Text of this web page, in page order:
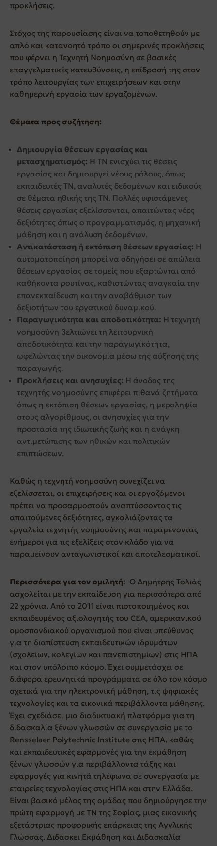
προκλήσεις.
Στόχος της παρουσίασης είναι να τοποθετηθούν με
απλό και κατανοητό τρόπο οι σημερινές προκλήσεις
που φέρνει η Τεχνητή Νοημοσύνη σε βασικές
επαγγελματικές κατευθύνσεις, η επίδρασή της στον
τρόπο λειτουργίας των επιχειρήσεων και στην
καθημερινή εργασία των εργαζομένων.
Θέματα προς συζήτηση:
Δημιουργία θέσεων εργασίας και
μετασχηματισμός: Η ΤΝ ενισχύει τις θέσεις
εργασίας και δημιουργεί νέους ρόλους, όπως
εκπαιδευτές ΤΝ, αναλυτές δεδομένων και ειδικούς
σε θέματα ηθικής της ΤΝ. Πολλές υφιστάμενες
θέσεις εργασίας εξελίσσονται, απαιτώντας νέες
δεξιότητες όπως ο προγραμματισμός, η μηχανική
μάθηση και η ανάλυση δεδομένων.
Αντικατάσταση ή εκτόπιση θέσεων εργασίας: Η
αυτοματοποίηση μπορεί να οδηγήσει σε απώλεια
θέσεων εργασίας σε τομείς που εξαρτώνται από
καθήκοντα ρουτίνας, καθιστώντας αναγκαία την
επανεκπαίδευση και την αναβάθμιση των
δεξιοτήτων του εργατικού δυναμικού.
Παραγωγικότητα και αποδοτικότητα: Η τεχνητή
νοημοσύνη βελτιώνει τη λειτουργική
αποδοτικότητα και την παραγωγικότητα,
ωφελώντας την οικονομία μέσω της αύξησης της
παραγωγής.
Προκλήσεις και ανησυχίες: Η άνοδος της
τεχνητής νοημοσύνης επιφέρει πιθανά ζητήματα
όπως η εκτόπιση θέσεων εργασίας, η μεροληψία
στους αλγορίθμους, οι ανησυχίες για την
προστασία της ιδιωτικής ζωής και η ανάγκη
αντιμετώπισης των ηθικών και πολιτικών
επιπτώσεων.
Καθώς η τεχνητή νοημοσύνη συνεχίζει να
εξελίσσεται, οι επιχειρήσεις και οι εργαζόμενοι
πρέπει να προσαρμοστούν αναπτύσσοντας τις
απαιτούμενες δεξιότητες, αγκαλιάζοντας τα
εργαλεία τεχνητής νοημοσύνης και παραμένοντας
ενήμεροι για τις εξελίξεις στον κλάδο για να
παραμείνουν ανταγωνιστικοί και αποτελεσματικοί.
Περισσότερα για τον ομιλητή: Ο Δημήτρης Τολιάς
ασχολείται με την εκπαίδευση για περισσότερα από
22 χρόνια. Από το 2011 είναι πιστοποιημένος και
εκπαιδευμένος αξιολογητής του CEA, αμερικανικού
ομοσπονδιακού οργανισμού που είναι υπεύθυνος
για τη διαπίστευση εκπαιδευτικών ιδρυμάτων
(σχολείων, κολεγίων και πανεπιστημίων) στις ΗΠΑ
και στον υπόλοιπο κόσμο. Έχει συμμετάσχει σε
διάφορα ερευνητικά προγράμματα σε όλο τον κόσμο
σχετικά για την ηλεκτρονική μάθηση, τις ψηφιακές
τεχνολογίες και τα εικονικά περιβάλλοντα μάθησης.
Έχει σχεδιάσει μια διαδικτυακή πλατφόρμα για τη
διδασκαλία ξένων γλωσσών σε συνεργασία με το
Rensselaer Polytechnic Institute στις ΗΠΑ, καθώς
και εκπαιδευτικές εφαρμογές για την εκμάθηση
ξένων γλωσσών για περιβάλλοντα τάξης και
εφαρμογές για κινητά τηλέφωνα σε συνεργασία με
εταιρείες τεχνολογίας στις ΗΠΑ και στην Ελλάδα.
Είναι βασικό μέλος της ομάδας που δημιούργησε την
πρώτη εφαρμογή με ΤΝ της Σοφίας, μιας εικονικής
εξετάστριας προφορικής επάρκειας της Αγγλικής
Γλώσσας. Διδάσκει Εκμάθηση και Διδασκαλία